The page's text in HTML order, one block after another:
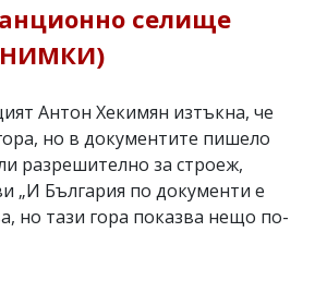
селище
Антон Хекимян изтъкна, че
но в документите пишело
разрешително за строеж,
„И България по документи е
но тази гора показва нещо по-